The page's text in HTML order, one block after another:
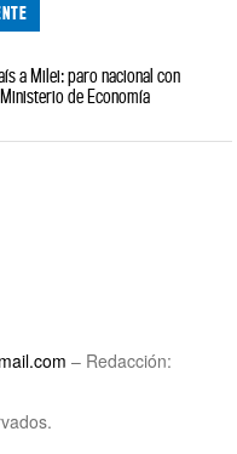
a Milei: paro nacional con
de Economía
– Redacción: